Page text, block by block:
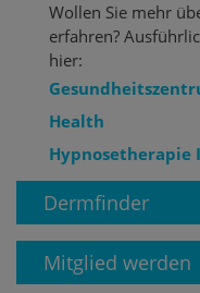
Wollen Sie mehr
erfahren?
hier:
Health
Hypnosetherapie
Dermfinder
Mitglied werden